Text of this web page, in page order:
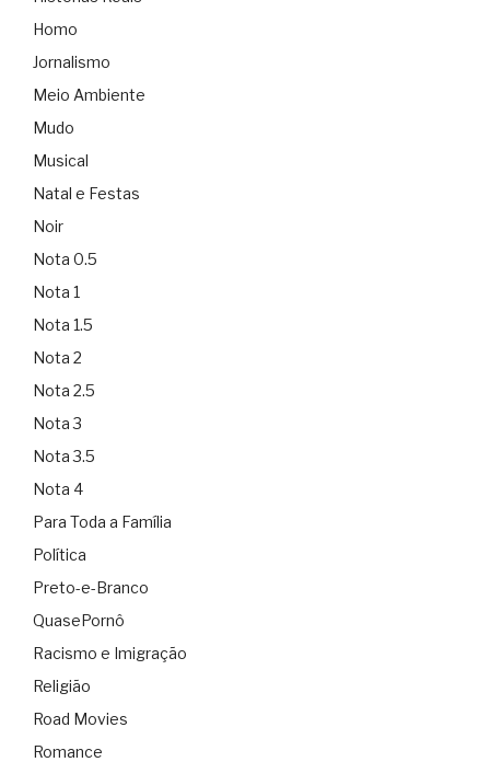
Homo
Jornalismo
Meio Ambiente
Mudo
Musical
Natal e Festas
Noir
Nota 0.5
Nota 1
Nota 1.5
Nota 2
Nota 2.5
Nota 3
Nota 3.5
Nota 4
Para Toda a Família
Política
Preto-e-Branco
QuasePornô
Racismo e Imigração
Religião
Road Movies
Romance